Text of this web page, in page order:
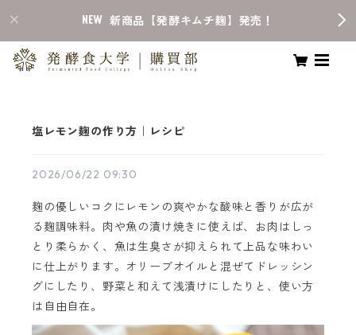
新商品【発酵キムチ麹】発売！
塩レモン麹の作り方｜レシピ
2026/06/22 09:30
麹の優しいコクにレモンの爽やかな酸味と香りが広が
る麹調味料。肉や魚の漬け焼きに使えば、お肉はしっ
とり柔らかく、魚は生臭さが抑えられて上品な味わい
に仕上がります。オリーブオイルと混ぜてドレッシン
グにしたり、野菜と和えて浅漬けにしたりと、使い方
は自由自在。